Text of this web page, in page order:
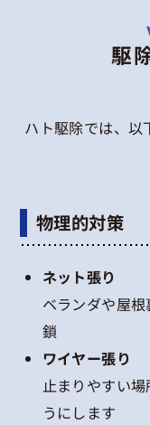
駆
ハト駆除では、以
物理的対策
ネット張り
ベランダや屋
鎖
ワイヤー張り
止まりやすい
うにします